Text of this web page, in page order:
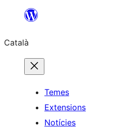
contingut
Català
Temes
Extensions
Notícies